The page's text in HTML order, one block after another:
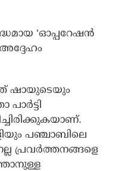
‘ഓപ്പറേഷന്‍
ഷായുടെയും
പഞ്ചാബിലെ
പ്രവര്‍ത്തനങ്ങളെ